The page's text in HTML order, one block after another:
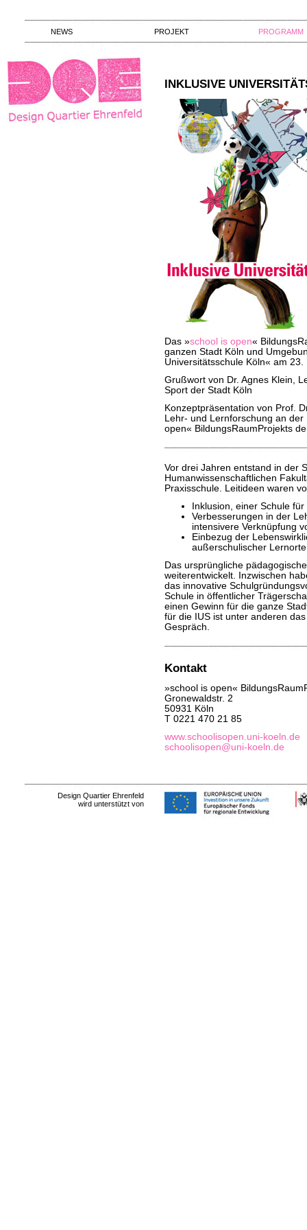
NEWS PROJEKT PROGRAMM
INKLUSIVE
Das »school is open«
ganzen Stadt Köln und
Universitätsschule Köln« am
Grußwort von Dr. Agnes Klein,
Sport der Stadt Köln
Konzeptpräsentation von Prof.
Lehr- und Lernforschung an
open« BildungsRaumProjekts
Vor drei Jahren entstand in der
Humanwissenschaftlichen
Praxisschule. Leitideen waren
Inklusion, einer Schule für
Verbesserungen in der
intensivere Verknüpfung
Einbezug der
außerschulischer
Das ursprüngliche
weiterentwickelt. Inzwischen
das innovative
Schule in öffentlicher
einen Gewinn für die ganze
für die IUS ist unter anderen
Gespräch.
Kontakt
»school is open«
Gronewaldstr. 2
50931 Köln
T 0221 470 21 85
www.schoolisopen.uni-koeln.de
schoolisopen@uni-koeln.de
Design Quartier Ehrenfeld
wird unterstützt von